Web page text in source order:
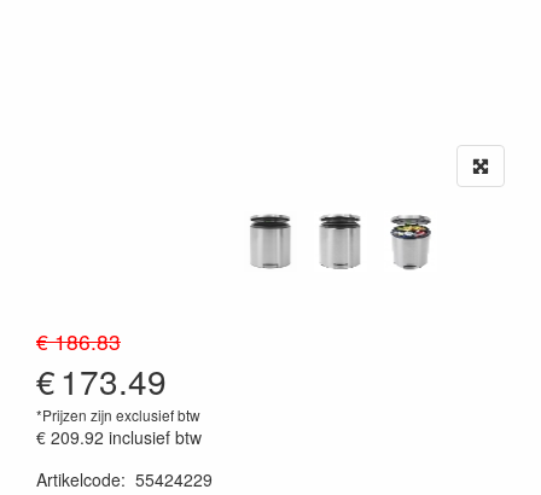
€ 186.83
€173.49
*Prijzen zijn exclusief btw
€ 209.92 inclusief btw
Artikelcode: 55424229